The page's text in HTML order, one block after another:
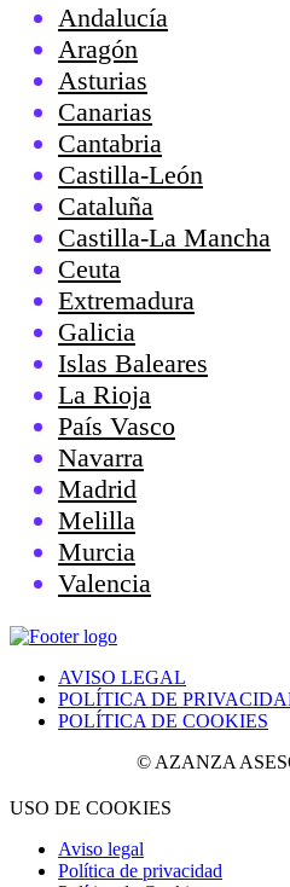
Andalucía
Aragón
Asturias
Canarias
Cantabria
Castilla-León
Cataluña
Castilla-La Mancha
Ceuta
Extremadura
Galicia
Islas Baleares
La Rioja
País Vasco
Navarra
Madrid
Melilla
Murcia
Valencia
AVISO LEGAL
POLÍTICA DE
POLÍTICA DE COOKIES
© AZANZA
USO DE COOKIES
Aviso legal
Política de privacidad